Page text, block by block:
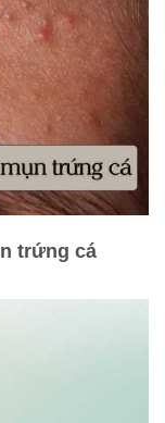
trứng cá